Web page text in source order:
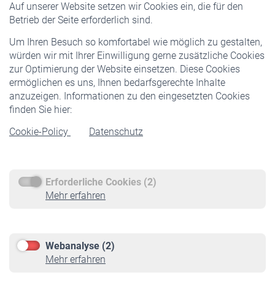
Auf unserer Website setzen wir Cookies ein, die für den
Betrieb der Seite erforderlich sind.
Um Ihren Besuch so komfortabel wie möglich zu gestalten,
würden wir mit Ihrer Einwilligung gerne zusätzliche Cookies
zur Optimierung der Website einsetzen. Diese Cookies
ermöglichen es uns, Ihnen bedarfsgerechte Inhalte
anzuzeigen. Informationen zu den eingesetzten Cookies
finden Sie hier:
Cookie-Policy
Datenschutz
Erforderliche Cookies (2)
Mehr erfahren
Webanalyse (2)
Mehr erfahren
Pflichtversicherung
Staatliche Förderung
Veranstaltungen
Rentner
Rentenbeginn
Rente beantragen
Service
Informationen
Online-Rechner
VBLnewsletter